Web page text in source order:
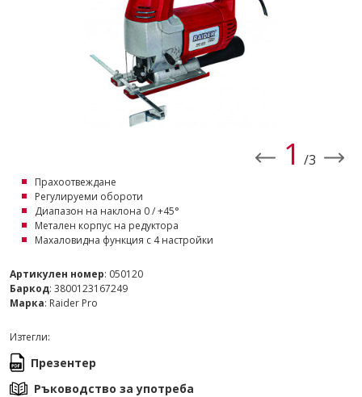
1 /3
Прахоотвеждане
Регулируеми обороти
Диапазон на наклона 0 / +45°
Метален корпус на редуктора
Махаловидна функция с 4 настройки
Артикулен номер: 050120
Баркод: 3800123167249
Марка: Raider Pro
Изтегли:
Презентер
Ръководство за употреба